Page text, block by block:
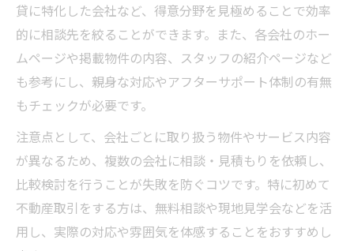
貸に特化した会社など、得意分野を見極めることで効率
的に相談先を絞ることができます。また、各会社のホー
ムページや掲載物件の内容、スタッフの紹介ページなど
も参考にし、親身な対応やアフターサポート体制の有無
もチェックが必要です。
注意点として、会社ごとに取り扱う物件やサービス内容
が異なるため、複数の会社に相談・見積もりを依頼し、
比較検討を行うことが失敗を防ぐコツです。特に初めて
不動産取引をする方は、無料相談や現地見学会などを活
用し、実際の対応や雰囲気を体感することをおすすめし